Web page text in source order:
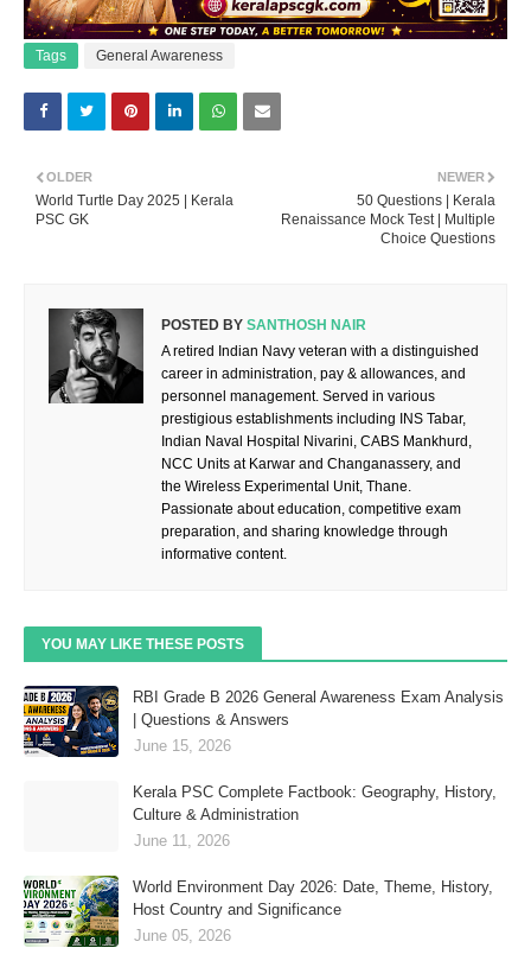
Tags General Awareness
NEWER
50 Questions | Kerala
Renaissance Mock Test | Multiple
Choice Questions
OLDER
World Turtle Day 2025 | Kerala
PSC GK
POSTED BY SANTHOSH NAIR
A retired Indian Navy veteran with a distinguished
career in administration, pay & allowances, and
personnel management. Served in various
prestigious establishments including INS Tabar,
Indian Naval Hospital Nivarini, CABS Mankhurd,
NCC Units at Karwar and Changanassery, and
the Wireless Experimental Unit, Thane.
Passionate about education, competitive exam
preparation, and sharing knowledge through
informative content.
YOU MAY LIKE THESE POSTS
RBI Grade B 2026 General Awareness Exam Analysis
| Questions & Answers
June 15, 2026
Kerala PSC Complete Factbook: Geography, History,
Culture & Administration
June 11, 2026
World Environment Day 2026: Date, Theme, History,
Host Country and Significance
June 05, 2026